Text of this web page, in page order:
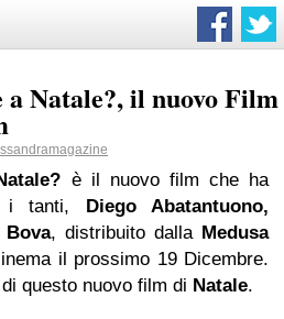
Natale?, il nuovo Film
è il nuovo film che ha
i tanti, Diego Abatantuono,
Bova, distribuito dalla Medusa
il prossimo 19 Dicembre.
questo nuovo film di Natale.